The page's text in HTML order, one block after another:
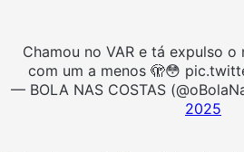
Chamou no VAR e tá expulso o
com um a menos 🫣😳
— BOLA NAS COSTAS
2025